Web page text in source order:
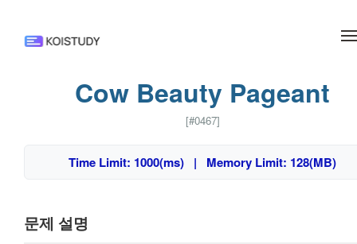
Cow Beauty Pageant
[#0467]
Time Limit: 1000(ms) | Memory Limit: 128(MB)
문제 설명